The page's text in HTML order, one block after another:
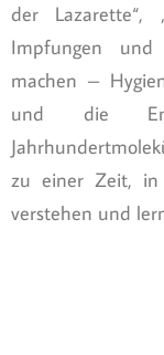
der Lazarette“,
Impfungen und
machen –
und die
zu einer Zeit, in
verstehen und